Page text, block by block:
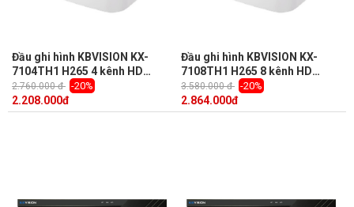
Đầu ghi hình KBVISION KX-
7104TH1 H265 4 kênh HD
1080N + 1 kênh IP, 1 Sata,
Audio 1/1, Onvif, kết nối 5 in 1
2.760.000 đ -20%
2.208.000đ
Đầu ghi hình KBVISION KX-
7108TH1 H265 8 kênh HD
1080N + 2 kênh IP, 1 Sata,
Audio 1/1, Onvif, kết nối 5 in 1
3.580.000 đ -20%
2.864.000đ